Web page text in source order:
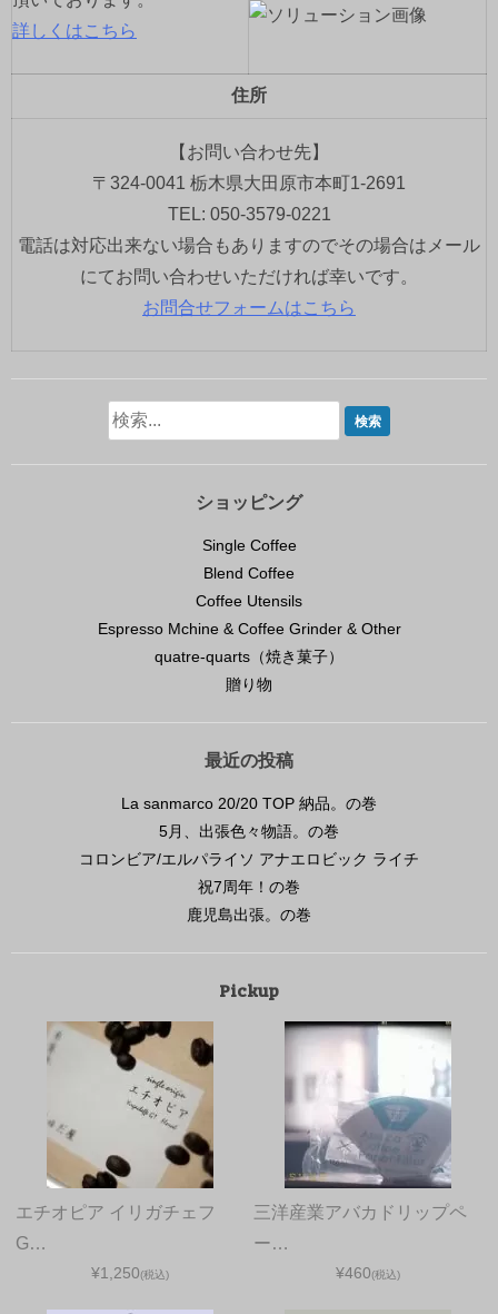
詳しくはこちら
住所
【お問い合わせ先】
〒324-0041 栃木県大田原市本町1-2691
TEL: 050-3579-0221
電話は対応出来ない場合もありますのでその場合はメール
にてお問い合わせいただければ幸いです。
お問合せフォームはこちら
ショッピング
Single Coffee
Blend Coffee
Coffee Utensils
Espresso Mchine & Coffee Grinder & Other
quatre-quarts（焼き菓子）
贈り物
最近の投稿
La sanmarco 20/20 TOP 納品。の巻
5月、出張色々物語。の巻
コロンビア/エルパライソ アナエロビック ライチ
祝7周年！の巻
鹿児島出張。の巻
Pickup
エチオピア イリガチェフ
G…
¥1,250(税込)
三洋産業アバカドリップペ
ー…
¥460(税込)